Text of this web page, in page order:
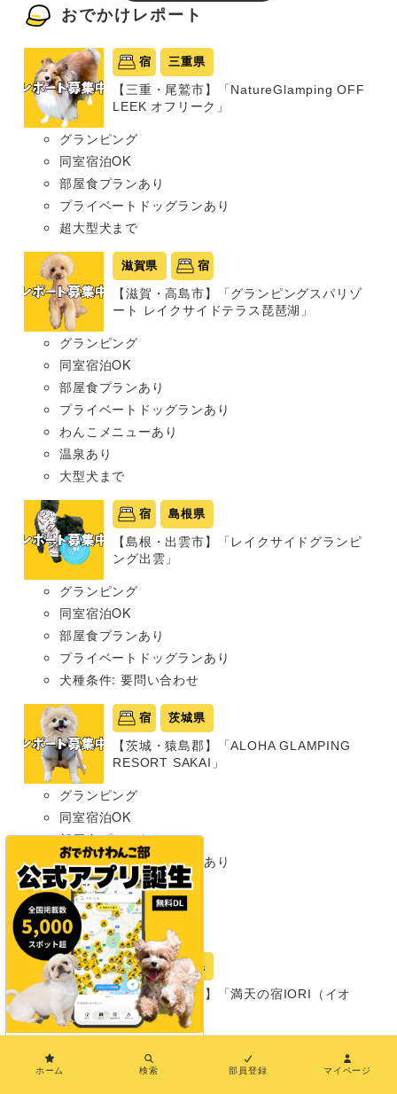
おでかけレポート
宿 三重県
【三重・尾鷲市】「NatureGlamping OFF
LEEK オフリーク」
グランピング
同室宿泊OK
部屋食プランあり
プライベートドッグランあり
超大型犬まで
滋賀県 宿
【滋賀・高島市】「グランピングスパリゾ
ート レイクサイドテラス琵琶湖」
グランピング
同室宿泊OK
部屋食プランあり
プライベートドッグランあり
わんこメニューあり
温泉あり
大型犬まで
宿 島根県
【島根・出雲市】「レイクサイドグランピ
ング出雲」
グランピング
同室宿泊OK
部屋食プランあり
プライベートドッグランあり
犬種条件: 要問い合わせ
宿 茨城県
【茨城・猿島郡】「ALOHA GLAMPING
RESORT SAKAI」
グランピング
同室宿泊OK
部屋食プランあり
プライベートドッグランあり
共用ドッグランあり
わんこメニューあり
超大型犬まで
宿 岐阜県
【岐阜・郡上市】「満天の宿IORI（イオ
リ）」
ホーム 検索 部員登録 マイページ